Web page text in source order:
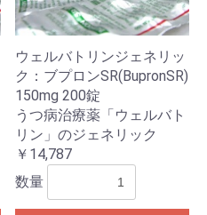
ウェルバトリンジェネリッ
ク：ブプロンSR(BupronSR)
150mg 200錠
うつ病治療薬「ウェルバト
リン」のジェネリック
￥14,787
数量